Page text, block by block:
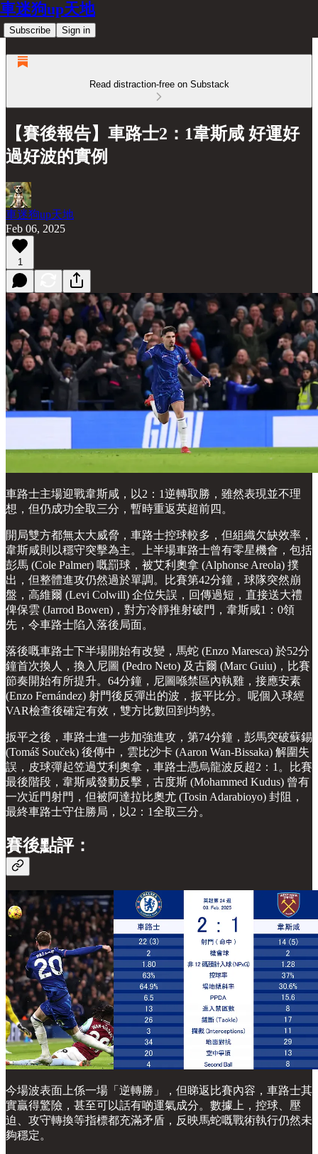
車迷狗up天地
Subscribe Sign in
Read distraction-free on Substack
【賽後報告】車路士2：1韋斯咸 好運好
過好波的實例
車迷狗up天地
Feb 06, 2025
1
車路士主場迎戰韋斯咸，以2：1逆轉取勝，雖然表現並不理
想，但仍成功全取三分，暫時重返英超前四。
開局雙方都無太大威脅，車路士控球較多，但組織欠缺效率，
韋斯咸則以穩守突擊為主。上半場車路士曾有零星機會，包括
彭馬 (Cole Palmer) 嘅罰球，被艾利奧拿 (Alphonse Areola) 撲
出，但整體進攻仍然過於單調。比賽第42分鐘，球隊突然崩
盤，高維爾 (Levi Colwill) 企位失誤，回傳過短，直接送大禮
俾保雲 (Jarrod Bowen)，對方冷靜推射破門，韋斯咸1：0領
先，令車路士陷入落後局面。
落後嘅車路士下半場開始有改變，馬蛇 (Enzo Maresca) 於52分
鐘首次換人，換入尼圖 (Pedro Neto) 及古爾 (Marc Guiu)，比賽
節奏開始有所提升。64分鐘，尼圖喺禁區內執雞，接應安素
(Enzo Fernández) 射門後反彈出的波，扳平比分。呢個入球經
VAR檢查後確定有效，雙方比數回到均勢。
扳平之後，車路士進一步加強進攻，第74分鐘，彭馬突破蘇錫
(Tomáš Souček) 後傳中，雲比沙卡 (Aaron Wan-Bissaka) 解圍失
誤，皮球彈起笠過艾利奧拿，車路士憑烏龍波反超2：1。比賽
最後階段，韋斯咸發動反擊，古度斯 (Mohammed Kudus) 曾有
一次近門射門，但被阿達拉比奧尤 (Tosin Adarabioyo) 封阻，
最終車路士守住勝局，以2：1全取三分。
賽後點評：
今場波表面上係一場「逆轉勝」，但睇返比賽內容，車路士其
實贏得驚險，甚至可以話有啲運氣成分。數據上，控球、壓
迫、攻守轉換等指標都充滿矛盾，反映馬蛇嘅戰術執行仍然未
夠穩定。